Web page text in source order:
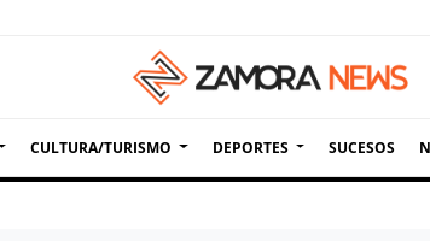
CULTURA/TURISMO DEPORTES SUCESOS